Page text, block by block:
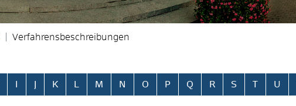
Verfahrensbeschreibungen
K M N O P Q R S T U